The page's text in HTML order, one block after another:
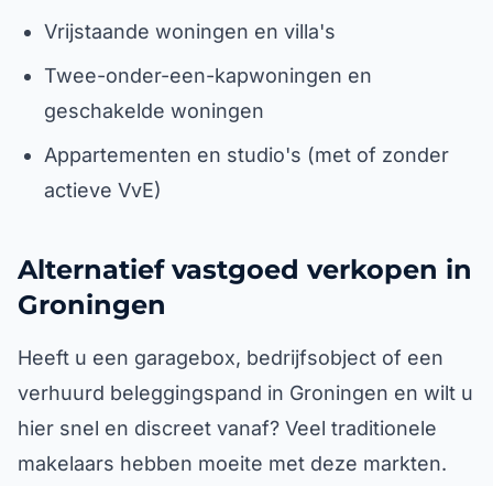
Vrijstaande woningen en villa's
Twee-onder-een-kapwoningen en
geschakelde woningen
Appartementen en studio's (met of zonder
actieve VvE)
Alternatief vastgoed verkopen in
Groningen
Heeft u een garagebox, bedrijfsobject of een
verhuurd beleggingspand in Groningen en wilt u
hier snel en discreet vanaf? Veel traditionele
makelaars hebben moeite met deze markten.